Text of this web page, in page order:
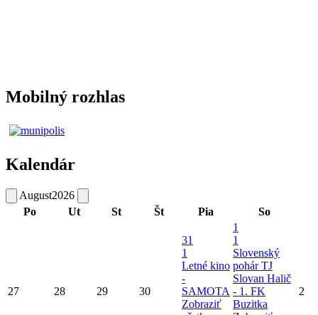
Mobilný rozhlas
Kalendár
August2026
Po
Ut St Št Pia So
27 28 29 30
31
1
Letné kino
-
SAMOTA
Zobraziť
1
1
Slovenský
pohár TJ
Slovan Halič
- 1. FK
Buzitka
2